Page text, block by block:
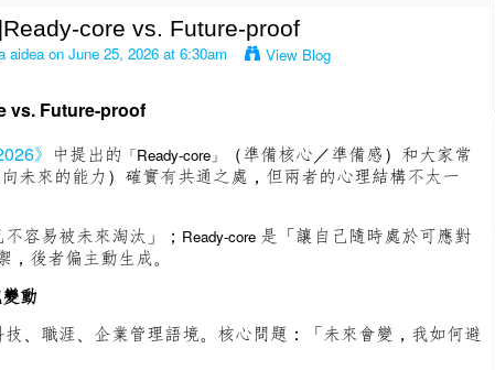
core vs. Future-proof
aideaon June 25, 2026 at 6:30am View Blog
vs. Future-proof
》 中提出的 「Ready-core」
（準備核心／準備感）和大家常
向未來的能力）確實有共通之處，但兩者的心理結構不太一
容易被未來淘汰」； Ready-core 是「讓自己隨時處於可應對
後者偏主動生成。
動
、職涯、企業管理語境。核心問題：「未來會變，我如何避